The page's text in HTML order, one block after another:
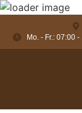
Mo. - Fr.: 07:00